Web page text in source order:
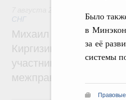
Было
в
за её
системы
СНГ
Михаил Мишустин
Киргизии Садыра
участников заседания